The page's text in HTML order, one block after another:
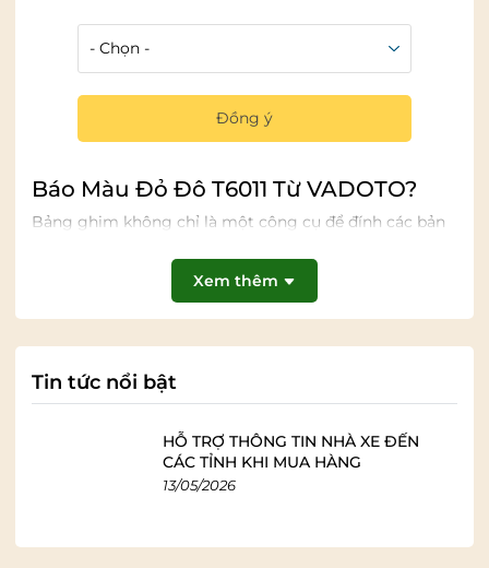
trả lời lý tưởng. Với chất lượng vượt trội, thiết kế tinh tế
và tính ứng dụng cao, sản phẩm đã trở thành sự lựa
máy và nhiều không gian khác trên toàn quốc.
Báo Màu Đỏ Đô T6011 Từ VADOTO?
Bảng ghim không chỉ là một công cụ để đính các bản
ghim T6001 của VADOTO nổi bật với các đặc điểm:
1. Thẩm Mỹ Đẳng Cấp, Nổi Bật
Màu đỏ đô không chỉ mang lại cảm giác ấm áp, chuyên
nghiệp mà còn tạo ra sự chú ý mạnh mẽ, giúp các
thông báo quan trọng luôn được nổi bật. Kết hợp với
chuyên nghiệp, chiếc bảng này sẽ nâng tầm bất kỳ
không gian nào, từ phòng họp sang trọng đến phòng
Xem thêm
Tin tức nổi bật
HỖ TRỢ THÔNG TIN NHÀ XE ĐẾN
CÁC TỈNH KHI MUA HÀNG
13/05/2026
Đồng ý